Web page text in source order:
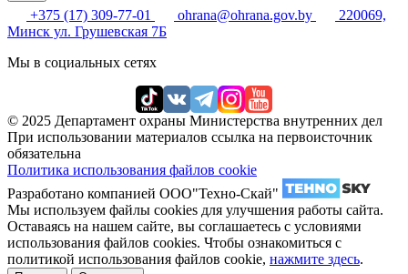
+375 (17) 309-77-01 ohrana@ohrana.gov.by
220069,
Минск ул. Грушевская 7Б
Мы в социальных сетях
© 2025 Департамент охраны Министерства внутренних дел
При использовании материалов ссылка на первоисточник
обязательна
Политика использования файлов cookie
Разработано компанией ООО"Техно-Скай"
Мы используем файлы cookies для улучшения работы сайта.
Оставаясь на нашем сайте, вы соглашаетесь с условиями
использования файлов cookies. Чтобы ознакомиться с
политикой использования файлов cookie, нажмите здесь.